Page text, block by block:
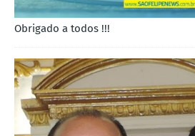
Obrigado a todos !!!